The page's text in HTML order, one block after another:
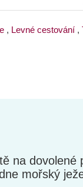
, Levné cestování ,
na dovolené
mořský